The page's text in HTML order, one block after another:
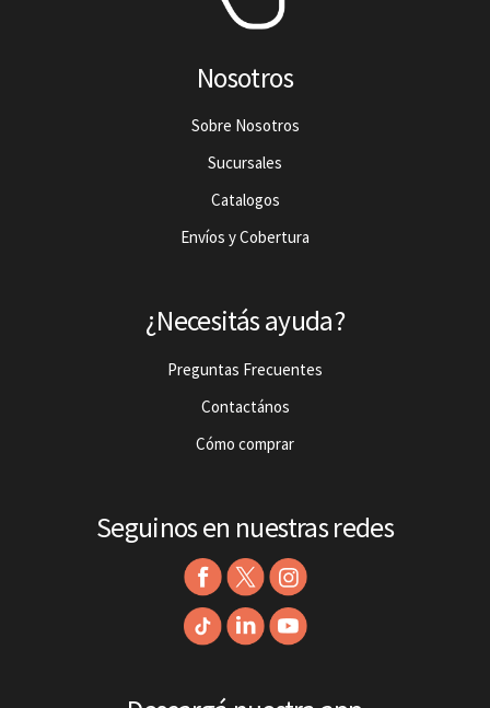
Nosotros
Sobre Nosotros
Sucursales
Catalogos
Envíos y Cobertura
¿Necesitás ayuda?
Preguntas Frecuentes
Contactános
Cómo comprar
Seguinos en nuestras redes